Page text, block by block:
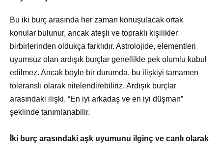
Bu iki burç arasında her zaman konuşulacak ortak
konular bulunur, ancak ateşli ve topraklı kişilikler
birbirlerinden oldukça farklıdır. Astrolojide, elementleri
uyumsuz olan ardışık burçlar genellikle pek olumlu kabul
edilmez. Ancak böyle bir durumda, bu ilişkiyi tamamen
toleranslı olarak nitelendirebiliriz. Ardışık burçlar
arasındaki ilişki, “En iyi arkadaş ve en iyi düşman”
şeklinde tanımlanabilir.
İki burç arasındaki aşk uyumunu ilginç ve canlı olarak